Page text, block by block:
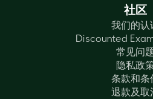
社区
我们的认
Discounted
常见问
隐私政
条款和条
退款及取